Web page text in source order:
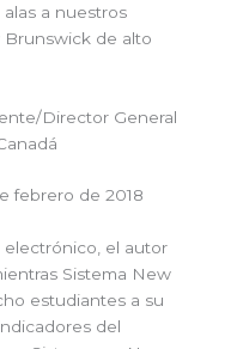
a nuestros
de alto
Director General
febrero de 2018
el autor
Sistema New
estudiantes a su
del